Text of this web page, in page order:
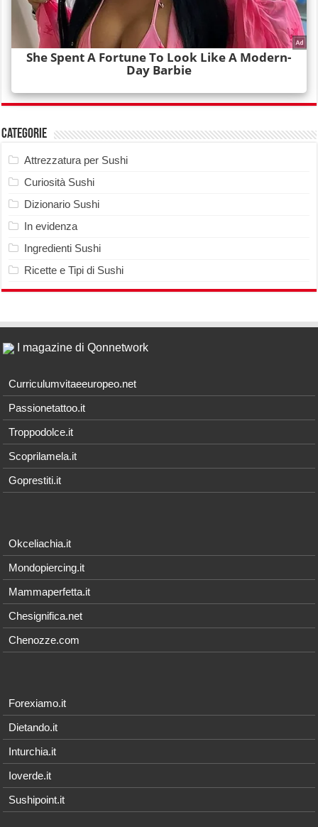
Categorie
Attrezzatura per Sushi
Curiosità Sushi
Dizionario Sushi
In evidenza
Ingredienti Sushi
Ricette e Tipi di Sushi
I magazine di Qonnetwork
Curriculumvitaeeuropeo.net
Passionetattoo.it
Troppodolce.it
Scoprilamela.it
Goprestiti.it
Okceliachia.it
Mondopiercing.it
Mammaperfetta.it
Chesignifica.net
Chenozze.com
Forexiamo.it
Dietando.it
Inturchia.it
Ioverde.it
Sushipoint.it